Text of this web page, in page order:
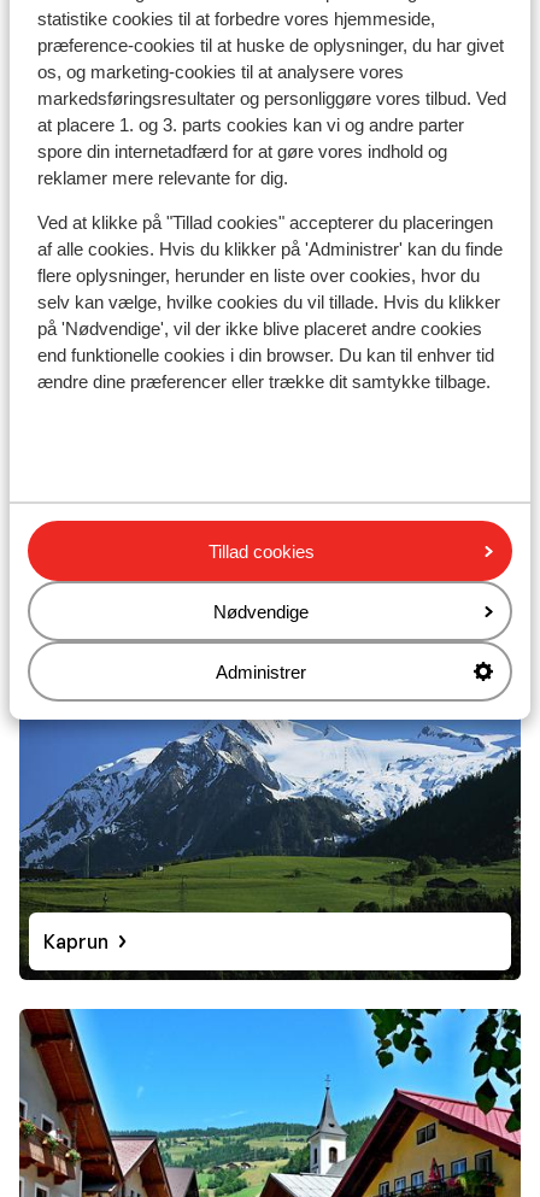
statistike cookies til at forbedre vores hjemmeside,
præference-cookies til at huske de oplysninger, du har givet
os, og marketing-cookies til at analysere vores
markedsføringsresultater og personliggøre vores tilbud. Ved
at placere 1. og 3. parts cookies kan vi og andre parter
spore din internetadfærd for at gøre vores indhold og
reklamer mere relevante for dig.
Ved at klikke på "Tillad cookies" accepterer du placeringen
af alle cookies. Hvis du klikker på 'Administrer' kan du finde
flere oplysninger, herunder en liste over cookies, hvor du
selv kan vælge, hvilke cookies du vil tillade. Hvis du klikker
på 'Nødvendige', vil der ikke blive placeret andre cookies
end funktionelle cookies i din browser. Du kan til enhver tid
ændre dine præferencer eller trække dit samtykke tilbage.
Tillad cookies
Nødvendige
Administrer
Maishofen
Fusch
Andre byer
Kaprun